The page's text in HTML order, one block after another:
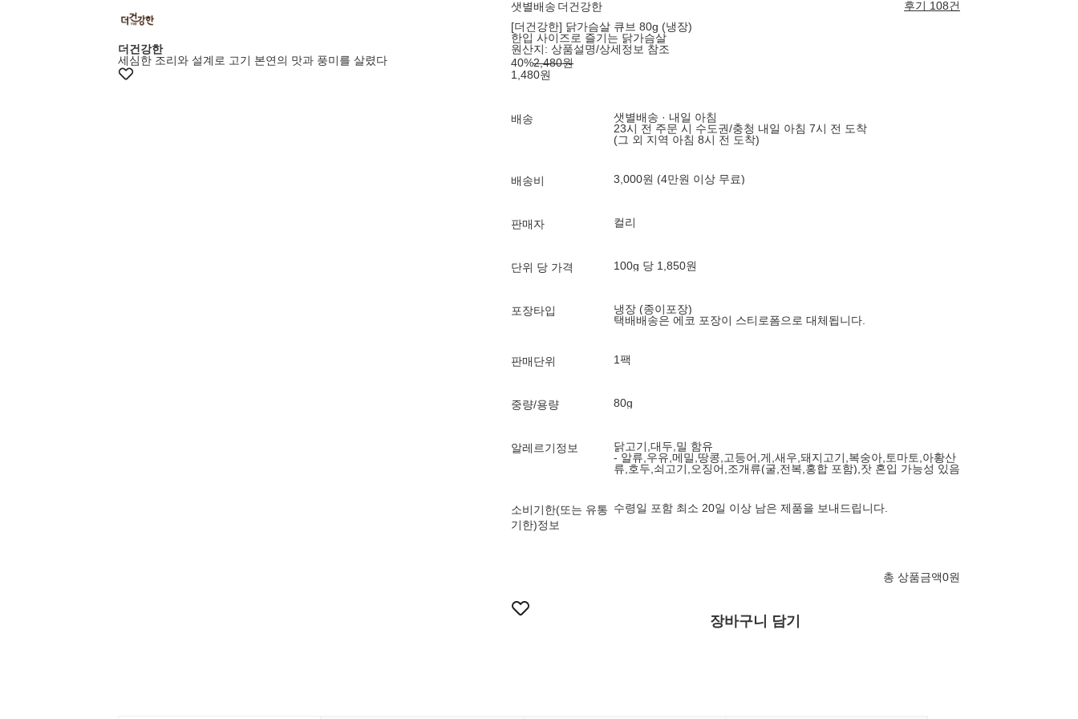
더건강한
세심한 조리와 설계로 고기 본연의 맛과 풍미를 살렸다
샛별배송 더건강한
후기 108건
[더건강한] 닭가슴살 큐브 80g (냉장)
한입 사이즈로 즐기는 닭가슴살
원산지: 상품설명/상세정보 참조
40%2,480원
1,480원
배송
샛별배송 · 내일 아침
23시 전 주문 시 수도권/충청 내일 아침 7시 전 도착
(그 외 지역 아침 8시 전 도착)
배송비 3,000원 (4만원 이상 무료)
판매자 컬리
단위 당 가격 100g 당 1,850원
포장타입
냉장 (종이포장)
택배배송은 에코 포장이 스티로폼으로 대체됩니다.
판매단위 1팩
중량/용량 80g
알레르기정보
닭고기,대두,밀 함유
- 알류,우유,메밀,땅콩,고등어,게,새우,돼지고기,복숭아,토마토,아황산
류,호두,쇠고기,오징어,조개류(굴,전복,홍합 포함),잣 혼입 가능성 있음
소비기한(또는 유통
기한)정보
수령일 포함 최소 20일 이상 남은 제품을 보내드립니다.
총 상품금액0원
장바구니 담기